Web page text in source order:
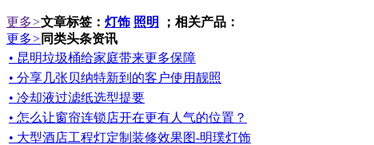
更多>文章标签： 灯饰 照明
；相关产品：
更多> 同类头条资讯
• 昆明垃圾桶给家庭带来更多保障
• 分享几张贝纳特新到的客户使用靓照
• 冷却液过滤纸选型提要
• 怎么让窗帘连锁店开在更有人气的位置？
• 大型酒店工程灯定制装修效果图-明璞灯饰